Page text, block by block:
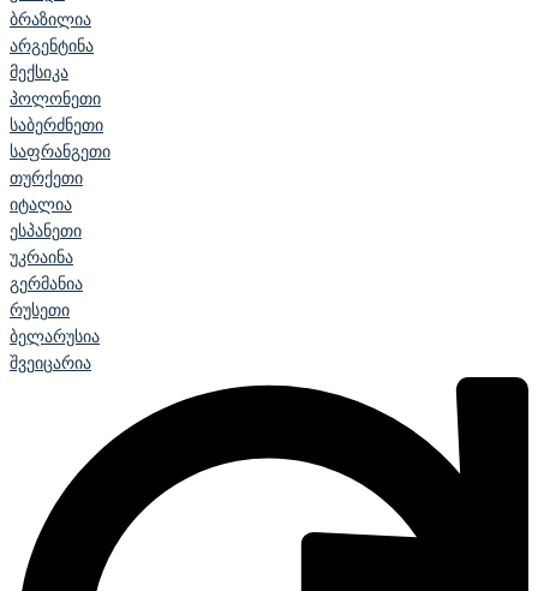
ბრაზილია
არგენტინა
მექსიკა
პოლონეთი
საბერძნეთი
საფრანგეთი
თურქეთი
იტალია
ესპანეთი
უკრაინა
გერმანია
რუსეთი
ბელარუსია
შვეიცარია